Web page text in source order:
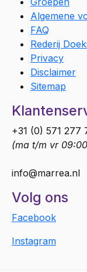
Algemene
FAQ
Rederij
Privacy
Disclaimer
Sitemap
+31 (0) 571 277
(ma t/m vr
info@marrea.nl
Volg ons
Facebook
Instagram